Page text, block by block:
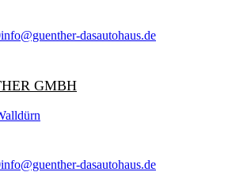
info@guenther-dasautohaus.de
GMBH
info@guenther-dasautohaus.de